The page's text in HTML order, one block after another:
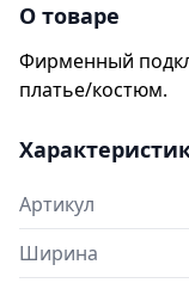
О товаре
Фирменный
платье/костюм.
Артикул
Ширина